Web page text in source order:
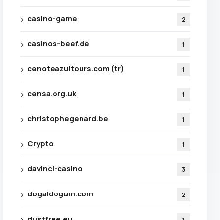
casino-game 2
casinos-beef.de 1
cenoteazultours.com (tr) 1
censa.org.uk 1
christophegenard.be 1
Crypto 1
davinci-casino 3
dogaldogum.com 2
confidentialité